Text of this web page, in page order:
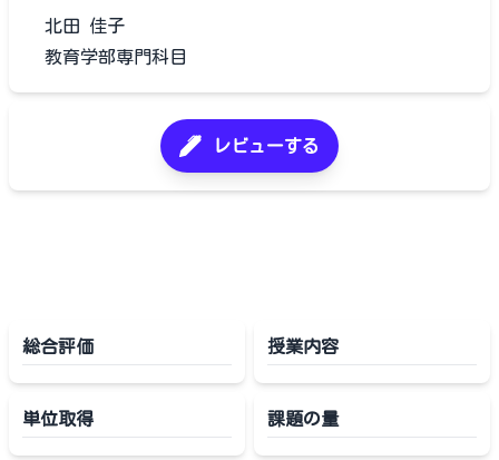
北田 佳子
教育学部専門科目
レビューする
総合評価 授業内容
単位取得 課題の量